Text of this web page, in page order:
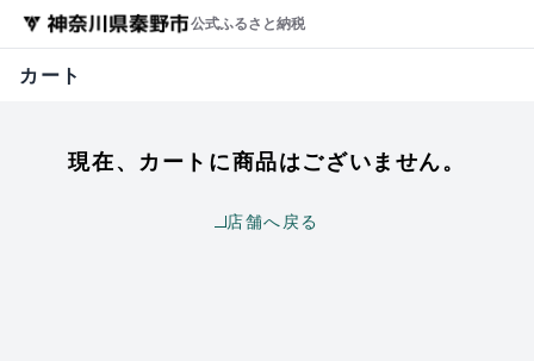
公式ふるさと納税
カート
現在、カートに商品はございません。
店舗へ戻る